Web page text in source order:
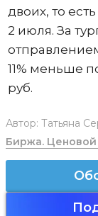
двоих, то
2 июля. За
11% меньше
руб.
Автор: Татьяна
Биржа.